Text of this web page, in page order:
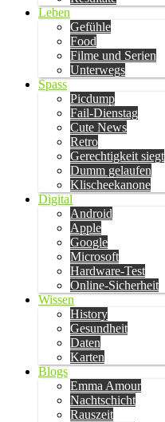
Leben
Gefühle
Food
Filme und Serien
Unterwegs
Spass
Picdump
Fail-Dienstag
Cute News
Retro
Gerechtigkeit siegt
Dumm gelaufen
Klischeekanone
Digital
Android
Apple
Google
Microsoft
Hardware-Test
Online-Sicherheit
Wissen
History
Gesundheit
Daten
Karten
Blogs
Emma Amour
Nachtschicht
Rauszeit